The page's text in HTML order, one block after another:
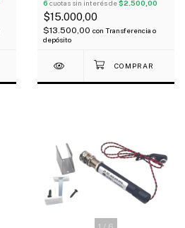
Acústicos
6 cuotas sin interés de$2.500,00
$15.000,00
$13.500,00 con Transferencia o
depósito